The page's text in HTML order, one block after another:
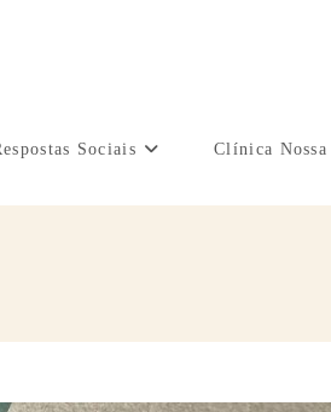
Sociais Clínica